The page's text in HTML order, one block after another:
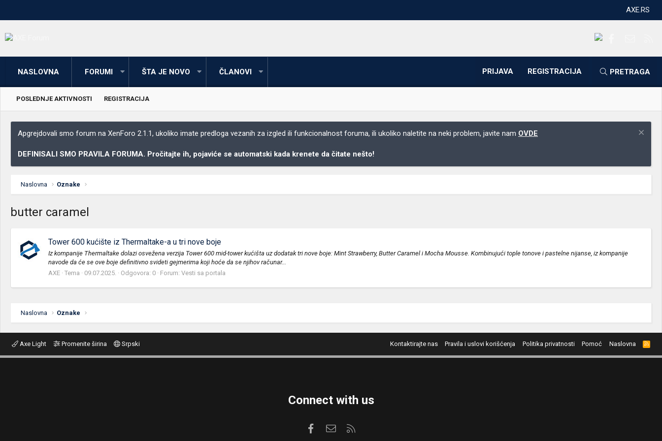
AXE.RS
NASLOVNA FORUMI ŠTA JE NOVO ČLANOVI PRIJAVA REGISTRACIJA PRETRAGA
POSLEDNJE AKTIVNOSTI REGISTRACIJA
Apgrejdovali smo forum na XenForo 2.1.1, ukoliko imate predloga vezanih za izgled ili funkcionalnost foruma, ili ukoliko naletite na neki problem, javite nam OVDE
DEFINISALI SMO PRAVILA FORUMA. Pročitajte ih, pojaviće se automatski kada krenete da čitate nešto!
Naslovna Oznake
butter caramel
Tower 600 kućište iz Thermaltake-a u tri nove boje
Iz kompanije Thermaltake dolazi osvežena verzija Tower 600 mid-tower kućišta uz dodatak tri nove boje: Mint Strawberry, Butter Caramel i Mocha Mousse. Kombinujući tople tonove i pastelne nijanse, iz kompanije
navode da će se ove boje definitivno svideti gejmerima koji hoće da se njihov računar...
AXE Tema 09.07.2025. Odgovora: 0 Forum: Vesti sa portala
Naslovna Oznake
Axe Light Promenite širina Srpski Kontaktirajte nas Pravila i uslovi korišćenja Politika privatnosti Pomoć Naslovna
R
S
S
Connect with us
FacebookKontaktirajte nas